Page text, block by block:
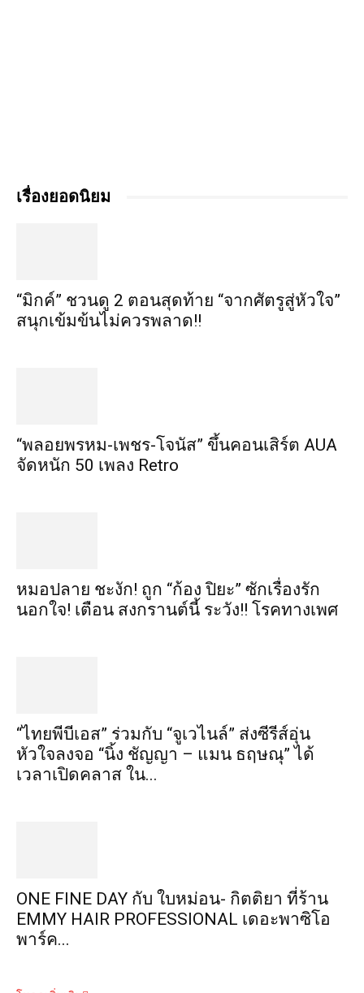
เรื่องยอดนิยม
“มิกค์” ชวนดู 2 ตอนสุดท้าย “จากศัตรูสู่หัวใจ”
สนุกเข้มข้นไม่ควรพลาด!!
“พลอยพรหม-เพชร-โจนัส” ขึ้นคอนเสิร์ต AUA
จัดหนัก 50 เพลง Retro
หมอปลาย ชะงัก! ถูก “ก้อง ปิยะ” ซักเรื่องรัก
นอกใจ! เตือน สงกรานต์นี้ ระวัง!! โรคทางเพศ
“ไทยพีบีเอส” ร่วมกับ “จูเวไนล์” ส่งซีรีส์อุ่น
หัวใจลงจอ “นิ้ง ชัญญา – แมน ธฤษณุ” ได้
เวลาเปิดคลาส ใน...
ONE FINE DAY กับ ใบหม่อน- กิตติยา ที่ร้าน
EMMY HAIR PROFESSIONAL เดอะพาซิโอ
พาร์ค...